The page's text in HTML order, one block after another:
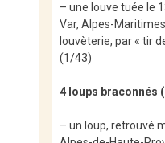
– une louve tuée le
Var, Alpes-
louvèterie, par « tir
(1/43)
4 loups braconnés
– un loup, retrouvé